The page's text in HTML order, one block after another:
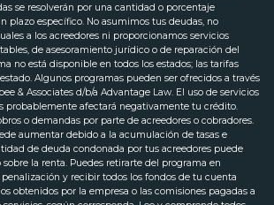
se resolverán por una cantidad o porcentaje
plazo específico. No asumimos tus deudas, no
a los acreedores ni proporcionamos servicios
de asesoramiento jurídico o de reparación del
no está disponible en todos los estados; las tarifas
Algunos programas pueden ser ofrecidos a través
& Associates d/b/a Advantage Law. El uso de servicios
probablemente afectará negativamente tu crédito.
o demandas por parte de acreedores o cobradores.
aumentar debido a la acumulación de tasas e
de deuda condonada por tus acreedores puede
la renta. Puedes retirarte del programa en
y recibir todos los fondos de tu cuenta
obtenidos por la empresa o las comisiones pagadas a